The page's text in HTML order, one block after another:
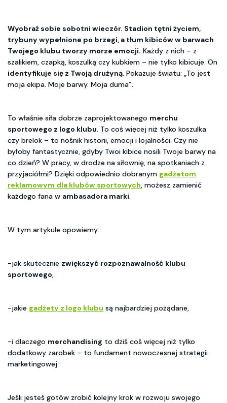
Wyobraź sobie sobotni wieczór. Stadion tętni życiem,
trybuny wypełnione po brzegi, a tłum kibiców w barwach
Twojego klubu tworzy morze emocji. Każdy z nich – z
szalikiem, czapką, koszulką czy kubkiem – nie tylko kibicuje. On
identyfikuje się z Twoją drużyną. Pokazuje światu: „To jest
moja ekipa. Moje barwy. Moja duma”.
To właśnie siła dobrze zaprojektowanego merchu
sportowego z logo klubu. To coś więcej niż tylko koszulka
czy brelok – to nośnik historii, emocji i lojalności. Czy nie
byłoby fantastycznie, gdyby Twoi kibice nosili Twoje barwy na
co dzień? W pracy, w drodze na siłownię, na spotkaniach z
przyjaciółmi? Dzięki odpowiednio dobranym gadżetom
reklamowym dla klubów sportowych, możesz zamienić
każdego fana w ambasadora marki.
W tym artykule opowiemy:
-jak skutecznie zwiększyć rozpoznawalność klubu
sportowego,
-jakie gadżety z logo klubu są najbardziej pożądane,
-i dlaczego merchandising to dziś coś więcej niż tylko
dodatkowy zarobek – to fundament nowoczesnej strategii
marketingowej.
Jeśli jesteś gotów zrobić kolejny krok w rozwoju swojego